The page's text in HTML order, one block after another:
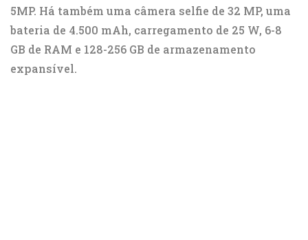
5MP. Há também uma câmera selfie de 32 MP, uma
bateria de 4.500 mAh, carregamento de 25 W, 6-8
GB de RAM e 128-256 GB de armazenamento
expansível.